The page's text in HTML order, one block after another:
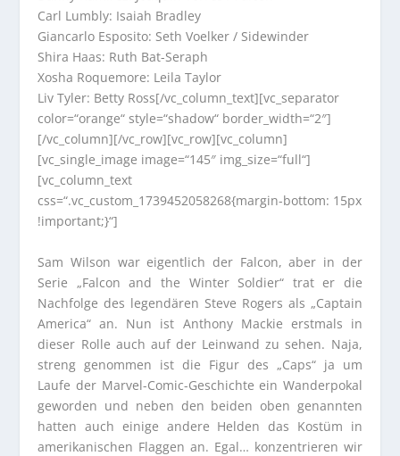
Carl Lumbly: Isaiah Bradley
Giancarlo Esposito: Seth Voelker / Sidewinder
Shira Haas: Ruth Bat-Seraph
Xosha Roquemore: Leila Taylor
Liv Tyler: Betty Ross[/vc_column_text][vc_separator
color=“orange“ style=“shadow“ border_width=“2″]
[/vc_column][/vc_row][vc_row][vc_column]
[vc_single_image image=“145″ img_size=“full“]
[vc_column_text
css=“.vc_custom_1739452058268{margin-bottom: 15px
!important;}“]
Sam Wilson war eigentlich der Falcon, aber in der
Serie „Falcon and the Winter Soldier“ trat er die
Nachfolge des legendären Steve Rogers als „Captain
America“ an. Nun ist Anthony Mackie erstmals in
dieser Rolle auch auf der Leinwand zu sehen. Naja,
streng genommen ist die Figur des „Caps“ ja um
Laufe der Marvel-Comic-Geschichte ein Wanderpokal
geworden und neben den beiden oben genannten
hatten auch einige andere Helden das Kostüm in
amerikanischen Flaggen an. Egal… konzentrieren wir